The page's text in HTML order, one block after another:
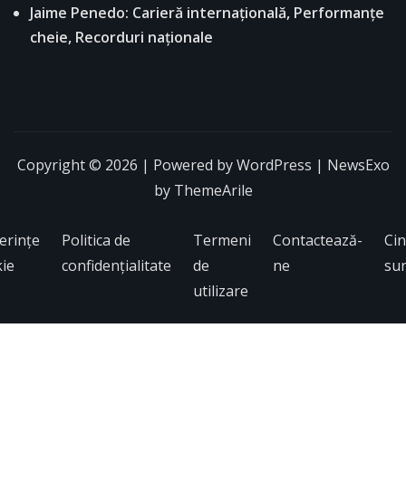
Jaime Penedo: Carieră internațională, Performanțe
cheie, Recorduri naționale
Copyright © 2026 | Powered byWordPress | NewsExo
by ThemeArile
Politica de
confidențialitate
Termeni
de
utilizare
Contactează-
ne